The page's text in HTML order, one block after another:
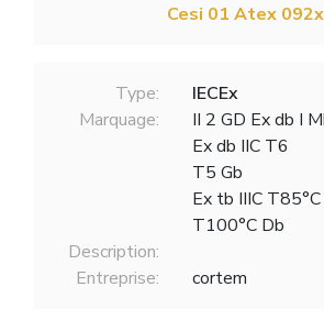
Cesi 01 Atex
Type:
IECEx
Marquage:
II 2 GD Ex db I
Ex db IIC T6
T5 Gb
Ex tb IIIC T85°C
T100°C Db
Description:
Entreprise:
cortem